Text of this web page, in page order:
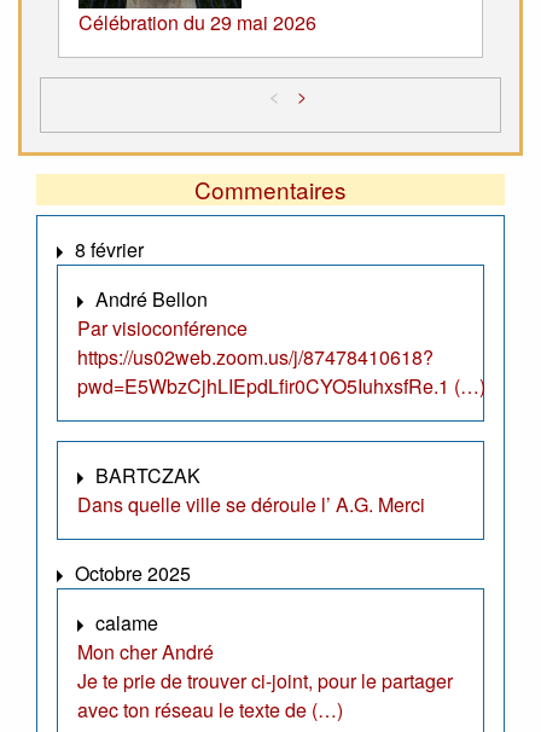
Célébration du 29 mai 2026
< >
Commentaires
8 février
André Bellon
Par visioconférence
https://us02web.zoom.us/j/87478410618?
pwd=E5WbzCjhLIEpdLfir0CYO5IuhxsfRe.1 (…)
BARTCZAK
Dans quelle ville se déroule l’ A.G. Merci
Octobre 2025
calame
Mon cher André
Je te prie de trouver ci-joint, pour le partager
avec ton réseau le texte de (…)